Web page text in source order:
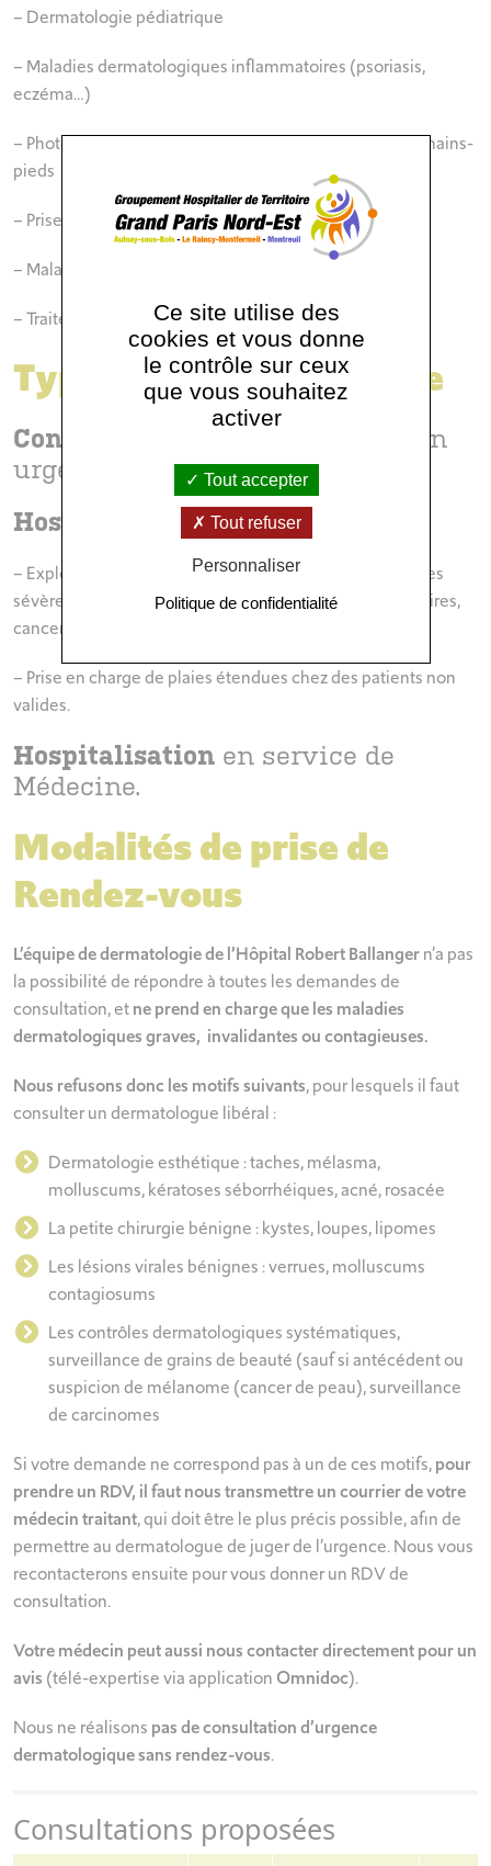
– Dermatologie pédiatrique
– Maladies dermatologiques inflammatoires (psoriasis,
eczéma…)
– Photothérapie UVB et PUVAthérapie (corps entier et mains-
pieds
– Prise en charge des plaies aigues et chroniques
– Maladies de système à expression dermatologique
– Traitement de l’hyperhidrose par ionophorèse
Types de prise en charge
Consultations
programmées et en
urgence sur courrier médical
Hospitalisation de jour
– Exploration et traitement de maladies dermatologiques
sévères (maladies de système, dermatoses inflammatoires,
cancers cutanés).
– Prise en charge de plaies étendues chez des patients non
valides.
Hospitalisation en service de
Médecine.
Modalités de prise de
Rendez-vous
L’équipe de dermatologie de l’Hôpital Robert Ballangern’a pas
la possibilité de répondre à toutes les demandes de
consultation, etne prend en charge que les maladies
dermatologiques graves, invalidantes ou contagieuses.
Nous refusons donc les motifs suivants, pour lesquels il faut
consulter un dermatologue libéral :
Dermatologie esthétique : taches, mélasma,
molluscums, kératoses séborrhéiques, acné, rosacée
La petite chirurgie bénigne : kystes, loupes, lipomes
Les lésions virales bénignes : verrues, molluscums
contagiosums
Les contrôles dermatologiques systématiques,
surveillance de grains de beauté (sauf si antécédent ou
suspicion de mélanome (cancer de peau), surveillance
de carcinomes
Si votre demande ne correspond pas à un de ces motifs,pour
prendre un RDV, il fautnous transmettre un courrier de votre
médecin traitant, qui doit être le plus précis possible, afin de
permettre au dermatologue de juger de l’urgence. Nous vous
recontacterons ensuite pour vous donner un RDV de
consultation.
Votre médecin peut aussi nous contacter directement pour un
avis (télé-expertise via application Omnidoc).
Nous ne réalisons pas de consultation d’urgence
dermatologique sans rendez-vous.
Consultations proposées
Ce site utilise des
cookies et vous donne
le contrôle sur ceux
que vous souhaitez
activer
Tout accepter
Tout refuser
Personnaliser
Politique de confidentialité